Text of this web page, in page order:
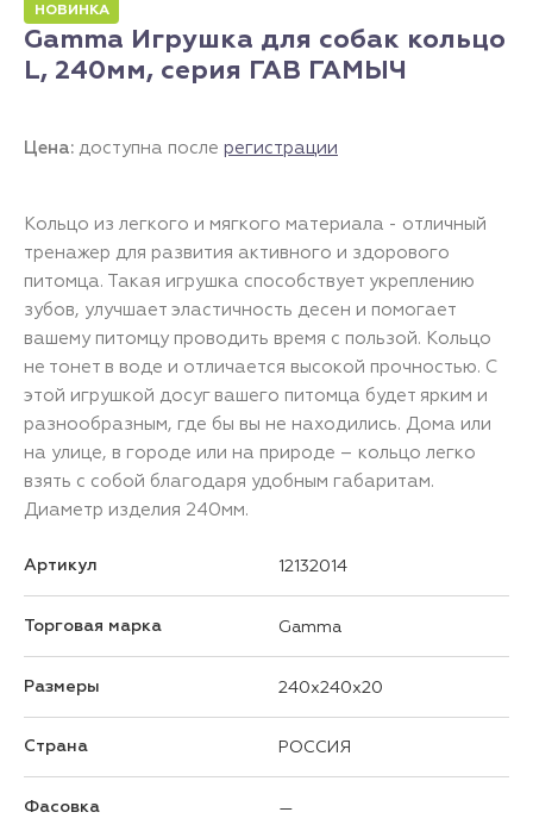
НОВИНКА
Gamma Игрушка для собак кольцо
L, 240мм, серия ГАВ ГАМЫЧ
Цена: доступна после регистрации
Кольцо из легкого и мягкого материала - отличный
тренажер для развития активного и здорового
питомца. Такая игрушка способствует укреплению
зубов, улучшает эластичность десен и помогает
вашему питомцу проводить время с пользой. Кольцо
не тонет в воде и отличается высокой прочностью. С
этой игрушкой досуг вашего питомца будет ярким и
разнообразным, где бы вы не находились. Дома или
на улице, в городе или на природе – кольцо легко
взять с собой благодаря удобным габаритам.
Диаметр изделия 240мм.
Артикул 12132014
Торговая марка Gamma
Размеры 240x240x20
Страна РОССИЯ
Фасовка —